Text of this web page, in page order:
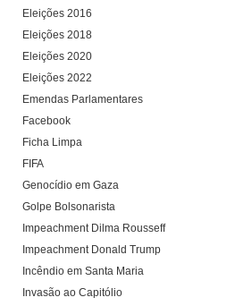
Eleições 2016
Eleições 2018
Eleições 2020
Eleições 2022
Emendas Parlamentares
Facebook
Ficha Limpa
FIFA
Genocídio em Gaza
Golpe Bolsonarista
Impeachment Dilma Rousseff
Impeachment Donald Trump
Incêndio em Santa Maria
Invasão ao Capitólio